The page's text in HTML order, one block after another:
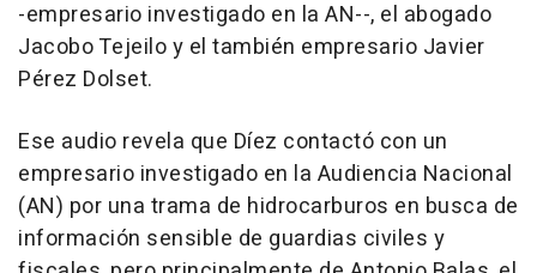
-empresario investigado en la AN--, el abogado
Jacobo Tejeilo y el también empresario Javier
Pérez Dolset.
Ese audio revela que Díez contactó con un
empresario investigado en la Audiencia Nacional
(AN) por una trama de hidrocarburos en busca de
información sensible de guardias civiles y